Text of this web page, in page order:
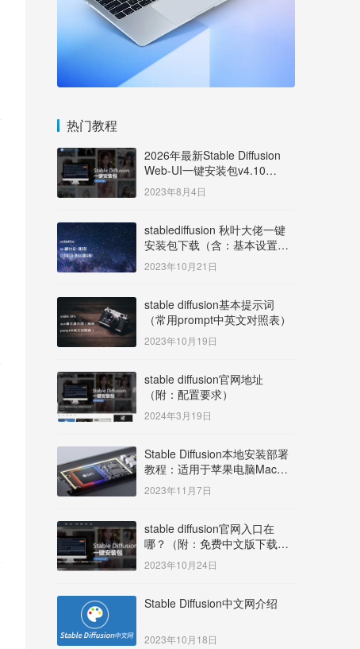
热门教程
2026年最新Stable Diffusion
Web-UI一键安装包v4.10
Windows版【支持50系显卡】
2023年8月4日
stablediffusion 秋叶大佬一键
安装包下载（含：基本设置说
明）
2023年10月21日
stable diffusion基本提示词
（常用prompt中英文对照表）
2023年10月19日
stable diffusion官网地址
（附：配置要求）
2024年3月19日
Stable Diffusion本地安装部署
教程：适用于苹果电脑Mac
OS系统M系列芯片：
MacBook/iMac等
2023年11月7日
stable diffusion官网入口在
哪？（附：免费中文版下载安
装教程）
2023年10月24日
Stable Diffusion中文网介绍
2023年10月18日